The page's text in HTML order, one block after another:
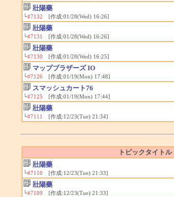
壯陽藥
└#7132 [作成:01/28(Wed) 16:26]
壯陽藥
└#7131 [作成:01/28(Wed) 16:26]
壯陽藥
└#7130 [作成:01/28(Wed) 16:25]
マップブラザーズ IO
└#7126[作成:01/19(Mon) 17:48]
スマッシュカート76
└#7125 [作成:01/19(Mon) 17:44]
壯陽藥
└#7111 [作成:12/23(Tue) 21:34]
トピックタイトル
壯陽藥
└#7110 [作成:12/23(Tue) 21:33]
壯陽藥
└#7109 [作成:12/23(Tue) 21:33]